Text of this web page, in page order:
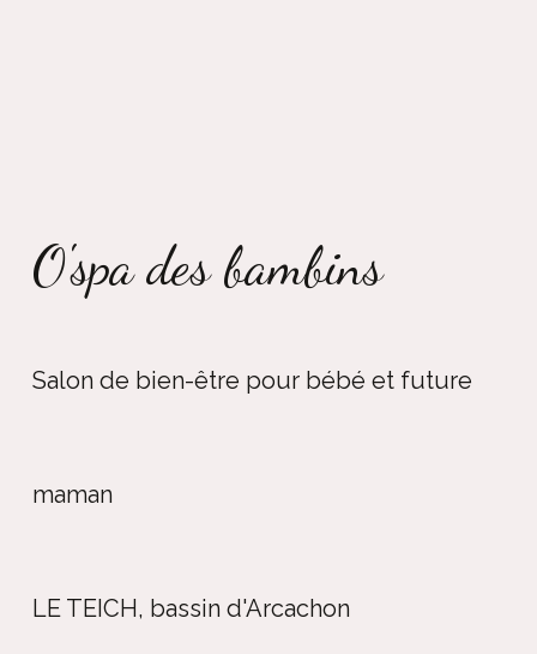
O'spa des bambins
Salon de bien-être pour bébé et future
maman
LE TEICH, bassin d'Arcachon